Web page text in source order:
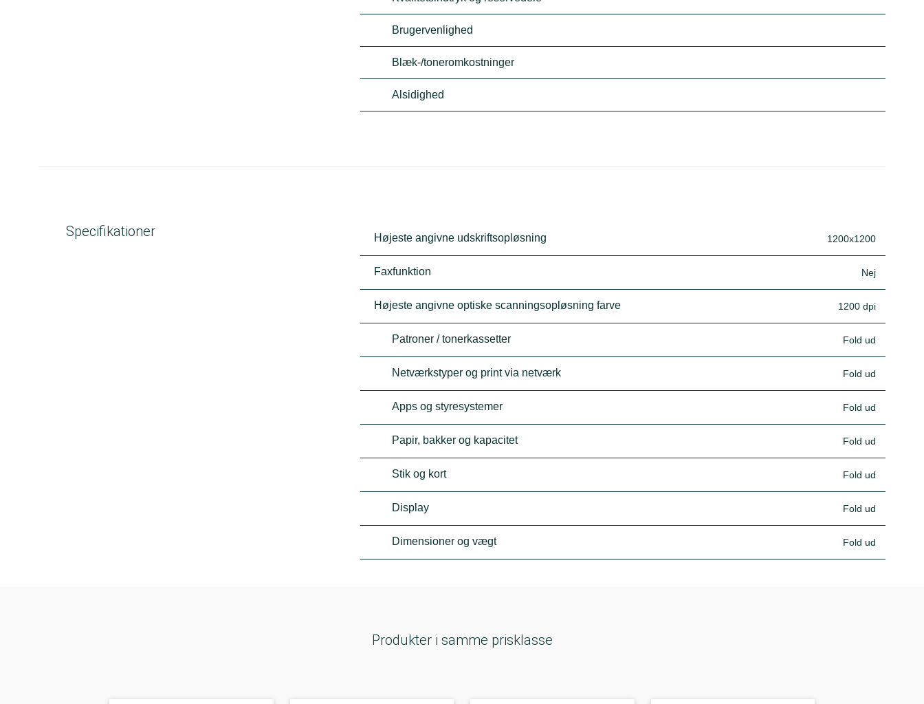
Brugervenlighed
Blæk-/toneromkostninger
Alsidighed
Specifikationer Højeste angivne udskriftsopløsning 1200x1200
Faxfunktion Nej
Højeste angivne optiske scanningsopløsning farve 1200 dpi
Patroner / tonerkassetter Fold ud
Netværkstyper og print via netværk Fold ud
Apps og styresystemer Fold ud
Papir, bakker og kapacitet Fold ud
Stik og kort Fold ud
Display Fold ud
Dimensioner og vægt Fold ud
Produkter i samme prisklasse